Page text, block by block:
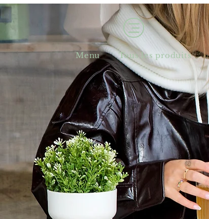
Menu Tous les produits